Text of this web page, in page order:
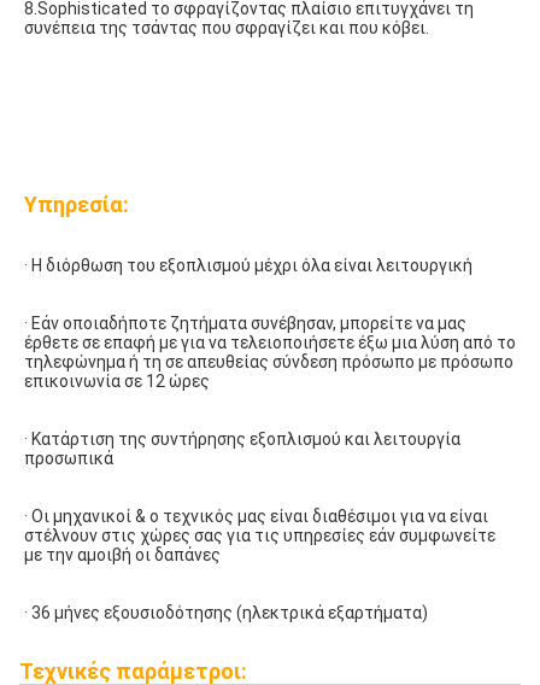
8.Sophisticated το σφραγίζοντας πλαίσιο επιτυγχάνει τη
συνέπεια της τσάντας που σφραγίζει και που κόβει.
Υπηρεσία:
· Η διόρθωση του εξοπλισμού μέχρι όλα είναι λειτουργική
· Εάν οποιαδήποτε ζητήματα συνέβησαν, μπορείτε να μας
έρθετε σε επαφή με για να τελειοποιήσετε έξω μια λύση από το
τηλεφώνημα ή τη σε απευθείας σύνδεση πρόσωπο με πρόσωπο
επικοινωνία σε 12 ώρες
· Κατάρτιση της συντήρησης εξοπλισμού και λειτουργία
προσωπικά
· Οι μηχανικοί & ο τεχνικός μας είναι διαθέσιμοι για να είναι
στέλνουν στις χώρες σας για τις υπηρεσίες εάν συμφωνείτε
με την αμοιβή οι δαπάνες
· 36 μήνες εξουσιοδότησης (ηλεκτρικά εξαρτήματα)
Τεχνικές παράμετροι: